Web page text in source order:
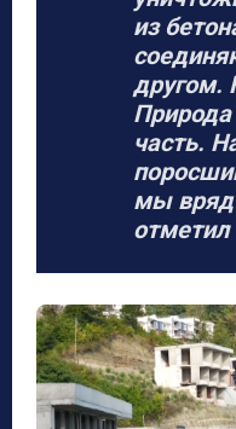
из
другом.
часть.
мы вряд
отметил